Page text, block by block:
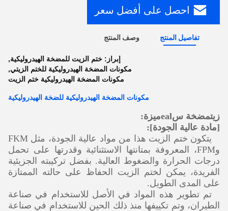
احصل على أفضل سعر
تفاصيل المنتج وصف المنتج
إبراز: ختم الزيت للمضخة الهيدروليكية,
مكونات المضخة الهيدروليكية للختم الزيتي,
مكونات المضخة الهيدروليكية ختم الزيت
مكونات المضخة الهيدروليكية للضخة الهيدروليكية
زيتمضخة سealميزة:
[مادة عالية الجودة]:
يتكون ختم الزيت هذا من مواد عالية الجودة، مثل FKM
وFPM، المعروفة بمتانتها الاستثنائية وقدرتها على تحمل
درجات الحرارة والضغوط العالية. بفضل تركيبته الجزيئية
الفريدة، يمكن لختم الزيت الحفاظ على حالته الممتازة
على المدى الطويل.
تم تطوير هذه المواد في الأصل للاستخدام في صناعة
الطيران، وتم تكييفها منذ ذلك الحين للاستخدام في صناعة